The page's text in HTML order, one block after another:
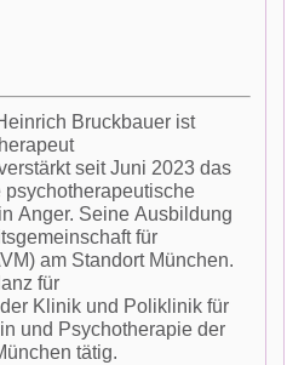
Bruckbauer ist
seit Juni 2023 das
psychotherapeutische
Anger. Seine Ausbildung
für
am Standort München.
für
Klinik und Poliklinik für
und Psychotherapie der
tätig.